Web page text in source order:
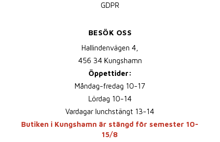
GDPR
BESÖK OSS
Hallindenvägen 4,
456 34 Kungshamn
Öppettider:
Måndag-fredag 10-17
Lördag 10-14
Vardagar lunchstängt 13-14
Butiken i Kungshamn är stängd för semester 10-
15/8